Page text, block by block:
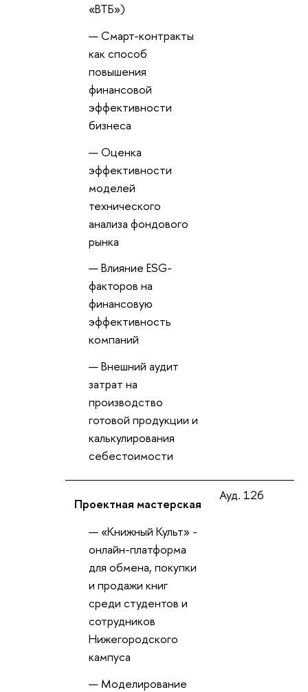
«ВТБ»)
Смарт-контракты
как спосо
повышения
финансовой
эффективности
изнеса
Оценка
эффективности
моделей
технического
анализа фондового
рынка
лияние ESG-
факторов на
финансовую
эффективность
компаний
нешний аудит
затрат на
производство
отовой продукции и
калькулирования
себестоимости
Проектная мастерская
«Книжный Культ» -
онлайн-платформа
для обмена, покупки
и продажи кни
среди студентов и
сотруднико
Нижегородского
кампуса
Моделирование
Ауд. 126